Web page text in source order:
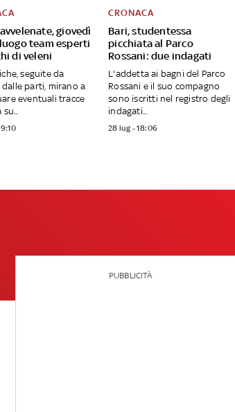
giovedì
team esperti
di veleni
seguite da
parti, mirano a
eventuali tracce
Bari, studentessa
picchiata al Parco
Rossani: due indagati
CRONACA
L'addetta ai bagni del Parco
Rossani e il suo compagno
sono iscritti nel registro degli
indagati...
28 lug - 18:06
PUBBLICITÀ